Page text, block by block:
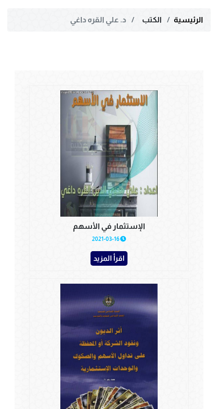
الرئيسية الكتب د. علي القره داغي
الإستثمار في الأسهم
اقرأ المزيد